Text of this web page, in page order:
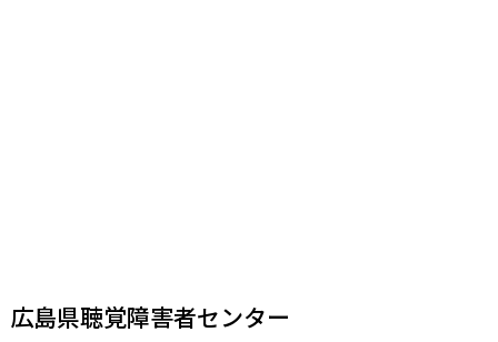
広島県聴覚障害者センター